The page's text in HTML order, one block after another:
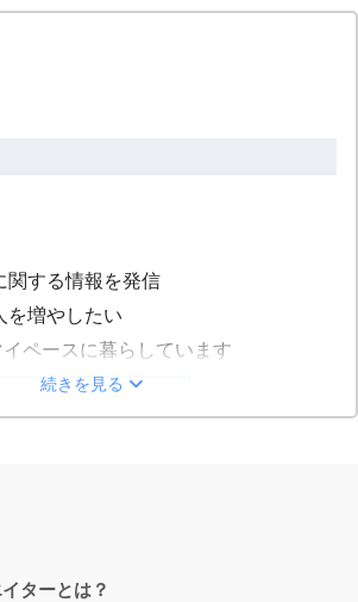
する情報を発信
増やしたい
ペースに暮らしています
続きを見る
ターとは？